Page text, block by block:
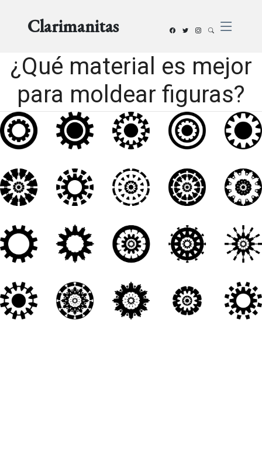
Clarimanitas
¿Qué material es mejor
para moldear figuras?